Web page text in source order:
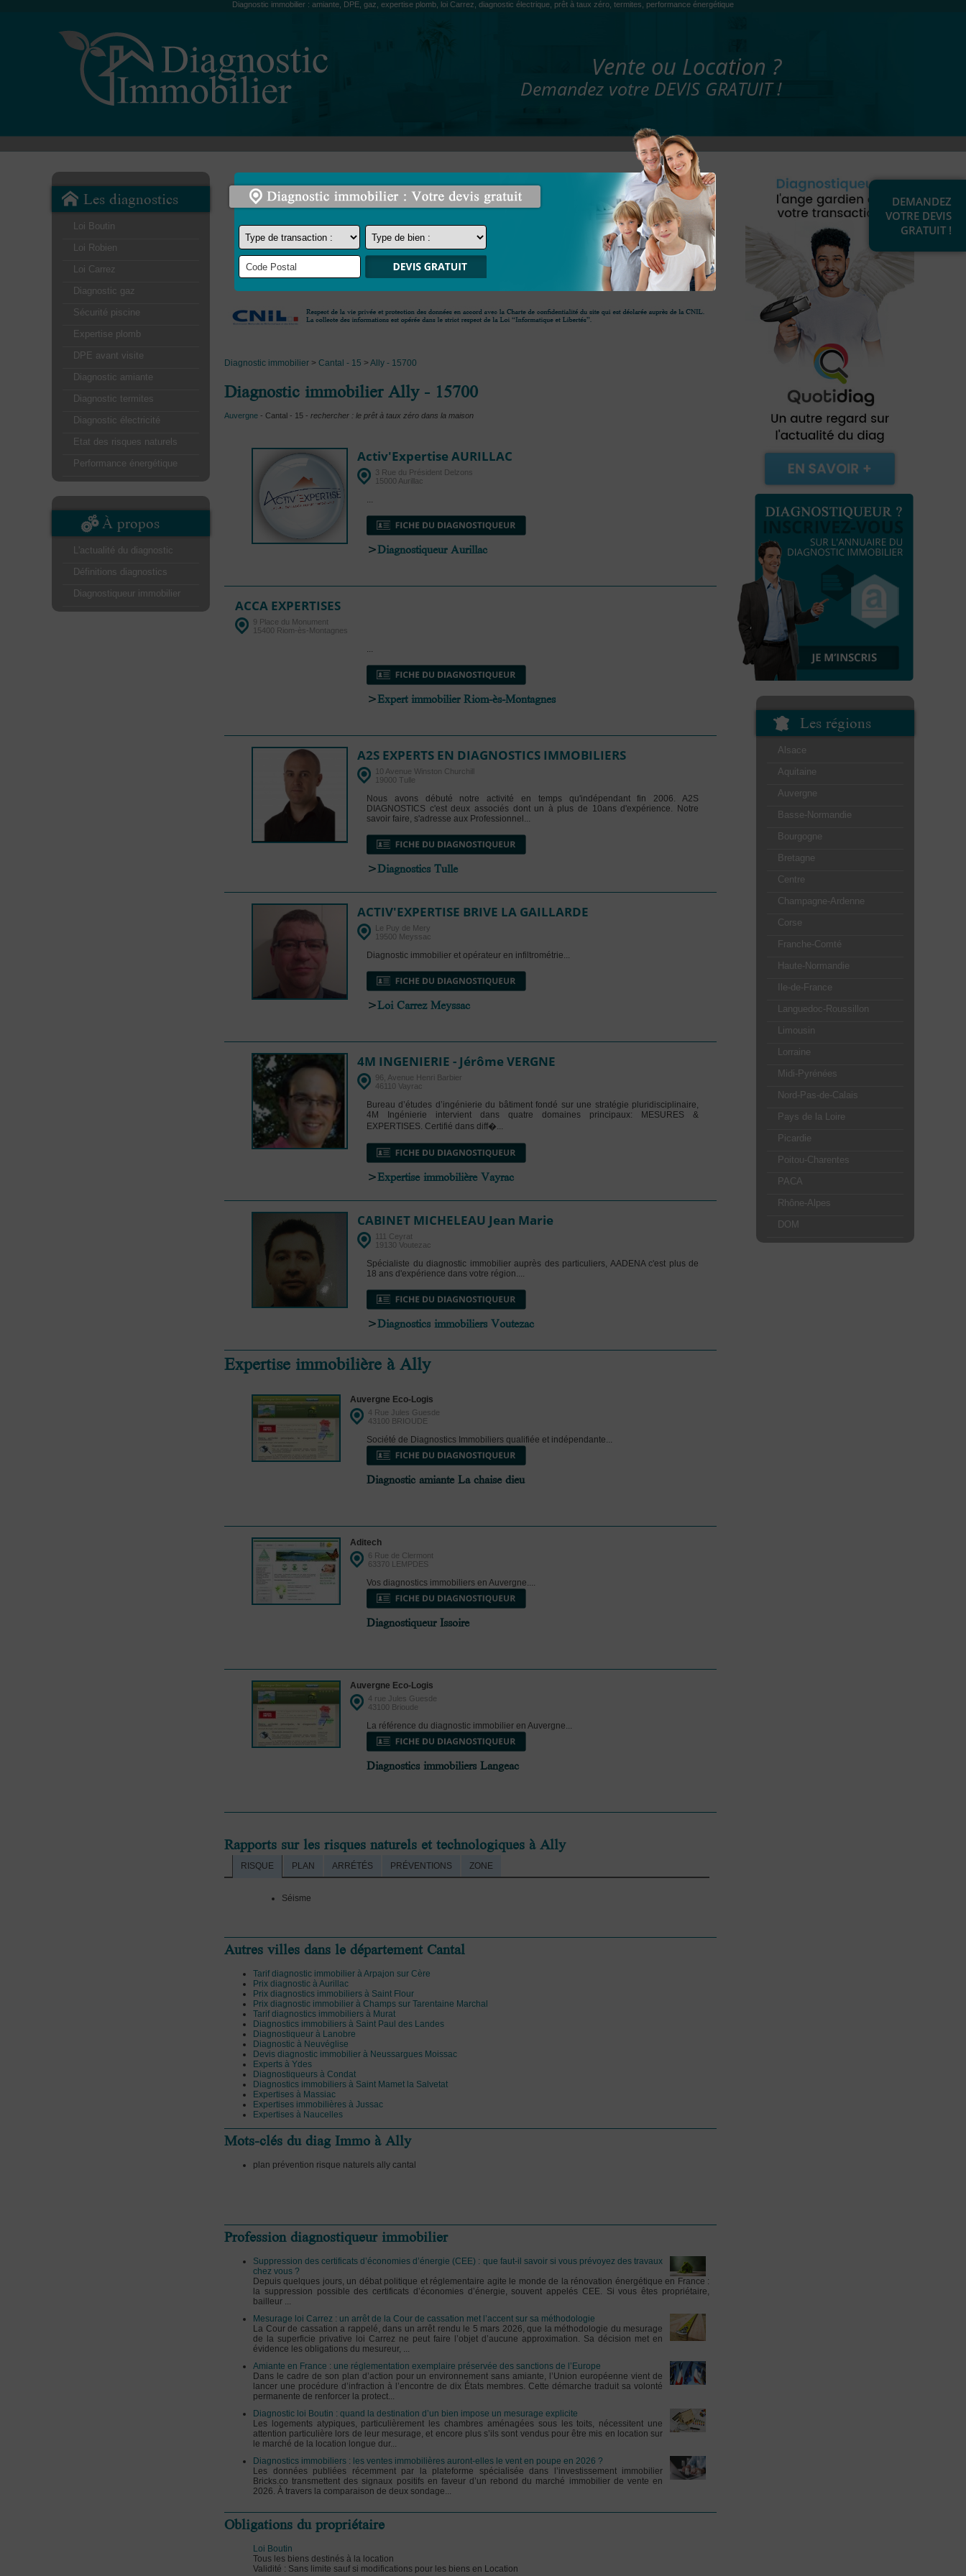
Diagnostic immobilier : amiante, DPE, gaz, expertise plomb, loi Carrez, diagnostic électrique, prêt à taux zéro, termites, performance énergétique
Vente ou Location ?
Demandez votre DEVIS GRATUIT !
Les diagnostics
Loi Boutin
Loi Robien
Loi Carrez
Diagnostic gaz
Sécurité piscine
Expertise plomb
DPE avant visite
Diagnostic amiante
Diagnostic termites
Diagnostic électricité
Etat des risques naturels
Performance énergétique
À propos
L'actualité du diagnostic
Définitions diagnostics
Diagnostiqueur immobilier
Les régions
Alsace
Aquitaine
Auvergne
Basse-Normandie
Bourgogne
Bretagne
Centre
Champagne-Ardenne
Corse
Franche-Comté
Haute-Normandie
Ile-de-France
Languedoc-Roussillon
Limousin
Lorraine
Midi-Pyrénées
Nord-Pas-de-Calais
Pays de la Loire
Picardie
Poitou-Charentes
PACA
Rhône-Alpes
DOM
Diagnostic immobilier > Cantal - 15 >Ally - 15700
Diagnostic immobilier Ally - 15700
Auvergne - Cantal - 15 - rechercher : le prêt à taux zéro dans la maison
Activ'Expertise AURILLAC
3 Rue du Président Delzons
15000 Aurillac
...
>Diagnostiqueur Aurillac
ACCA EXPERTISES
9 Place du Monument
15400 Riom-ès-Montagnes
...
>Expert immobilier Riom-ès-Montagnes
A2S EXPERTS EN DIAGNOSTICS IMMOBILIERS
10 Avenue Winston Churchill
19000 Tulle
Nous avons débuté notre activité en temps qu'indépendant fin 2006. A2S
DIAGNOSTICS c'est deux associés dont un à plus de 10ans d'expérience. Notre
savoir faire, s'adresse aux Professionnel...
>Diagnostics Tulle
ACTIV'EXPERTISE BRIVE LA GAILLARDE
Le Puy de Mery
19500 Meyssac
Diagnostic immobilier et opérateur en infiltrométrie...
>Loi Carrez Meyssac
4M INGENIERIE - Jérôme VERGNE
96, Avenue Henri Barbier
46110 Vayrac
Bureau d’études d’ingénierie du bâtiment fondé sur une stratégie pluridisciplinaire,
4M Ingénierie intervient dans quatre domaines principaux: MESURES &
EXPERTISES. Certifié dans diff�...
>Expertise immobilière Vayrac
CABINET MICHELEAU Jean Marie
111 Ceyrat
19130 Voutezac
Spécialiste du diagnostic immobilier auprès des particuliers, AADENA c'est plus de
18 ans d'expérience dans votre région....
>Diagnostics immobiliers Voutezac
Expertise immobilière à Ally
Auvergne Eco-Logis
4 Rue Jules Guesde
43100 BRIOUDE
Société de Diagnostics Immobiliers qualifiée et indépendante...
Diagnostic amiante La chaise dieu
Aditech
6 Rue de Clermont
63370 LEMPDES
Vos diagnostics immobiliers en Auvergne....
Diagnostiqueur Issoire
Auvergne Eco-Logis
4 rue Jules Guesde
43100 Brioude
La référence du diagnostic immobilier en Auvergne...
Diagnostics immobiliers Langeac
Rapports sur les risques naturels et technologiques à Ally
RISQUE PLAN ARRÉTÉS PRÉVENTIONS ZONE
Séisme
Autres villes dans le département Cantal
Tarif diagnostic immobilier à Arpajon sur Cère
Prix diagnostic à Aurillac
Prix diagnostics immobiliers à Saint Flour
Prix diagnostic immobilier à Champs sur Tarentaine Marchal
Tarif diagnostics immobiliers à Murat
Diagnostics immobiliers à Saint Paul des Landes
Diagnostiqueur à Lanobre
Diagnostic à Neuvéglise
Devis diagnostic immobilier à Neussargues Moissac
Experts à Ydes
Diagnostiqueurs à Condat
Diagnostics immobiliers à Saint Mamet la Salvetat
Expertises à Massiac
Expertises immobilières à Jussac
Expertises à Naucelles
Mots-clés du diag Immo à Ally
plan prévention risque naturels ally cantal
Profession diagnostiqueur immobilier
Suppression des certificats d’économies d’énergie (CEE) : que faut-il savoir si vous prévoyez des travaux
chez vous ?
Depuis quelques jours, un débat politique et réglementaire agite le monde de la rénovation énergétique en France :
la suppression possible des certificats d’économies d’énergie, souvent appelés CEE. Si vous êtes propriétaire,
bailleur ...
Mesurage loi Carrez : un arrêt de la Cour de cassation met l’accent sur sa méthodologie
La Cour de cassation a rappelé, dans un arrêt rendu le 5 mars 2026, que la méthodologie du mesurage
de la superficie privative loi Carrez ne peut faire l’objet d’aucune approximation. Sa décision met en
évidence les obligations du mesureur, ...
Amiante en France : une réglementation exemplaire préservée des sanctions de l’Europe
Dans le cadre de son plan d’action pour un environnement sans amiante, l’Union européenne vient de
lancer une procédure d’infraction à l’encontre de dix États membres. Cette démarche traduit sa volonté
permanente de renforcer la protect...
Diagnostic loi Boutin : quand la destination d’un bien impose un mesurage explicite
Les logements atypiques, particulièrement les chambres aménagées sous les toits, nécessitent une
attention particulière lors de leur mesurage, et encore plus s’ils sont vendus pour être mis en location sur
le marché de la location longue dur...
Diagnostics immobiliers : les ventes immobilières auront-elles le vent en poupe en 2026 ?
Les données publiées récemment par la plateforme spécialisée dans l’investissement immobilier
Bricks.co transmettent des signaux positifs en faveur d’un rebond du marché immobilier de vente en
2026. À travers la comparaison de deux sondage...
Obligations du propriétaire
Loi Boutin
Tous les biens destinés à la location
Validité : Sans limite sauf si modifications pour les biens en Location
DEMANDEZ
VOTRE DEVIS
GRATUIT !